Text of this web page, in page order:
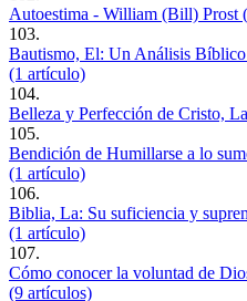
Autoestima - William (Bill) Prost
103.
Bautismo, El: Un Análisis
(1 artículo)
104.
Belleza y Perfección de Cristo,
105.
Bendición de Humillarse a lo
(1 artículo)
106.
Biblia, La: Su suficiencia y
(1 artículo)
107.
Cómo conocer la voluntad de
(9 artículos)